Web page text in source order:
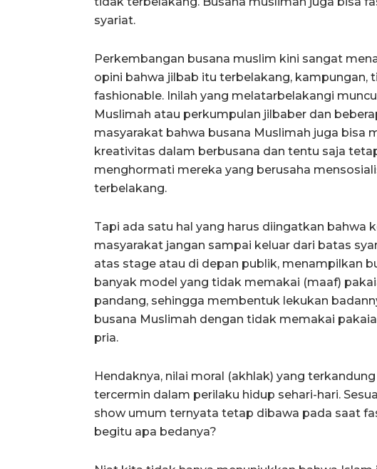
syariat.
Perkembangan busana muslim kini sangat
opini bahwa jilbab itu terbelakang, kampungan,
fashionable. Inilah yang melatarbelakangi
Muslimah atau perkumpulan jilbaber dan
masyarakat bahwa busana Muslimah juga bisa
kreativitas dalam berbusana dan tentu saja
menghormati mereka yang berusaha
terbelakang.
Tapi ada satu hal yang harus diingatkan bahwa
masyarakat jangan sampai keluar dari batas
atas stage atau di depan publik, menampilkan
banyak model yang tidak memakai (maaf)
pandang, sehingga membentuk lekukan
busana Muslimah dengan tidak memakai
pria.
Hendaknya, nilai moral (akhlak) yang
tercermin dalam perilaku hidup sehari-hari.
show umum ternyata tetap dibawa pada saat
begitu apa bedanya?